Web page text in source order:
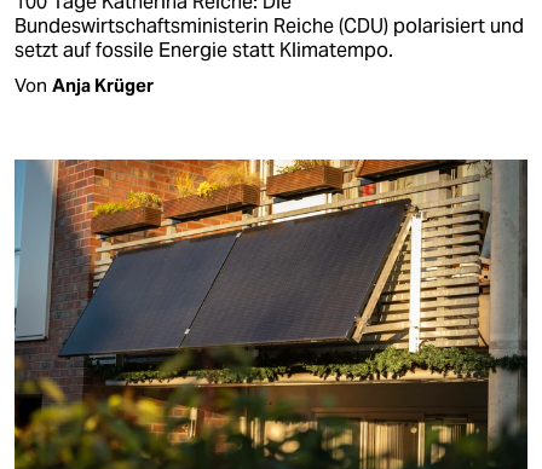
Bundeswirtschaftsministerin Reiche (CDU) polarisiert und
setzt auf fossile Energie statt Klimatempo.
Von Anja Krüger